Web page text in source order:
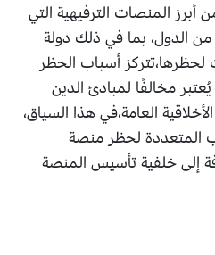
المنصات الترفيهية التي
الدول، بما في ذلك دولة
أسباب الحظر
مخالفًا لمبادئ الدين
العامة،في هذا السياق،
المتعددة لحظر منصة
إلى خلفية تأسيس المنصة